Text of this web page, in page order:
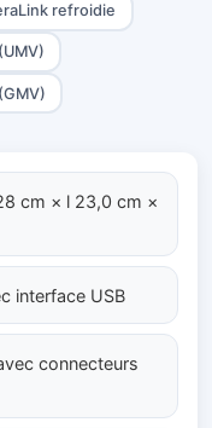
refroidie
cm × l 23,0 cm ×
interface USB
connecteurs